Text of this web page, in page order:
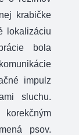
krabičke
lokalizáciu
bola
impulz
sluchu.
psov.